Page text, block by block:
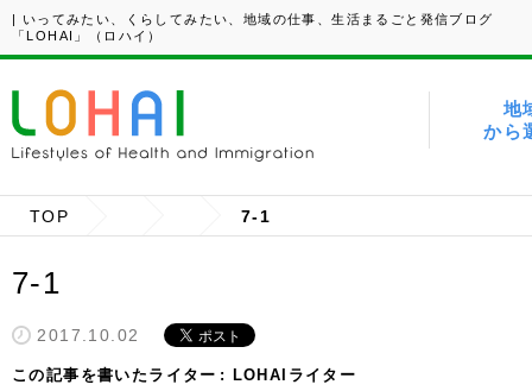
| いってみたい、くらしてみたい、地域の仕事、生活まるごと発信ブログ
「LOHAI」（ロハイ）
地
から
TOP 7-1
7-1
2017.10.02
この記事を書いたライター LOHAIライター